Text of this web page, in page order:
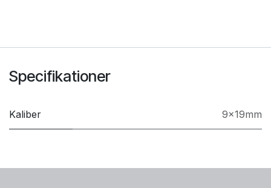
Specifikationer
Kaliber 9x19mm